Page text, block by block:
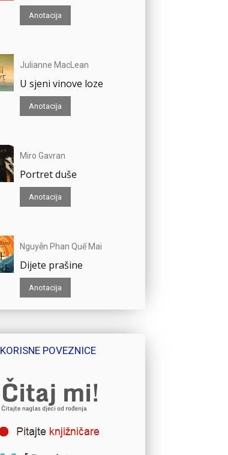
Anotacija
Julianne MacLean
U sjeni vinove loze
Anotacija
Miro Gavran
Portret duše
Anotacija
Nguyễn Phan Quế Mai
Dijete prašine
Anotacija
KORISNE POVEZNICE